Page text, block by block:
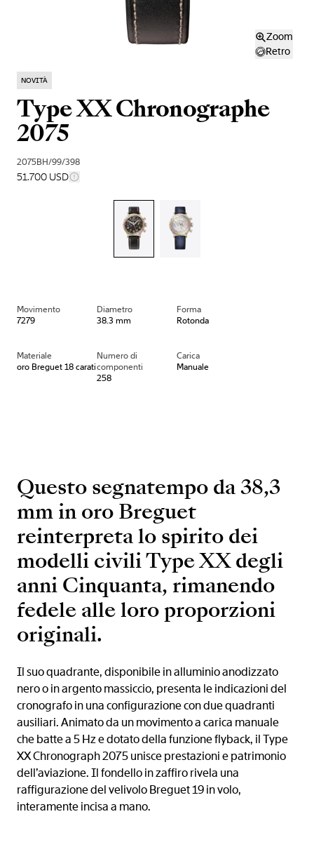
Zoom
Retro
NOVITÀ
Type XX Chronographe
2075
2075BH/99/398
51.700 USD
Movimento
7279
Diametro
38.3 mm
Forma
Rotonda
Materiale
oro Breguet 18 carati
Numero di
componenti
258
Carica
Manuale
Questo segnatempo da 38,3
mm in oro Breguet
reinterpreta lo spirito dei
modelli civili Type XX degli
anni Cinquanta, rimanendo
fedele alle loro proporzioni
originali.
Il suo quadrante, disponibile in alluminio anodizzato
nero o in argento massiccio, presenta le indicazioni del
cronografo in una configurazione con due quadranti
ausiliari. Animato da un movimento a carica manuale
che batte a 5 Hz e dotato della funzione flyback, il Type
XX Chronograph 2075 unisce prestazioni e patrimonio
dell’aviazione. Il fondello in zaffiro rivela una
raffigurazione del velivolo Breguet 19 in volo,
interamente incisa a mano.